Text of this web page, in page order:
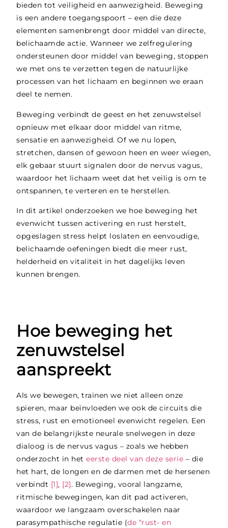
bieden tot veiligheid en aanwezigheid. Beweging
is een andere toegangspoort – een die deze
elementen samenbrengt door middel van directe,
belichaamde actie. Wanneer we zelfregulering
ondersteunen door middel van beweging, stoppen
we met ons te verzetten tegen de natuurlijke
processen van het lichaam en beginnen we eraan
deel te nemen.
Beweging verbindt de geest en het zenuwstelsel
opnieuw met elkaar door middel van ritme,
sensatie en aanwezigheid. Of we nu lopen,
stretchen, dansen of gewoon heen en weer wiegen,
elk gebaar stuurt signalen door de nervus vagus,
waardoor het lichaam weet dat het veilig is om te
ontspannen, te verteren en te herstellen.
In dit artikel onderzoeken we hoe beweging het
evenwicht tussen activering en rust herstelt,
opgeslagen stress helpt loslaten en eenvoudige,
belichaamde oefeningen biedt die meer rust,
helderheid en vitaliteit in het dagelijks leven
kunnen brengen.
Hoe beweging het
zenuwstelsel
aanspreekt
Als we bewegen, trainen we niet alleen onze
spieren, maar beïnvloeden we ook de circuits die
stress, rust en emotioneel evenwicht regelen. Een
van de belangrijkste neurale snelwegen in deze
dialoog is de nervus vagus – zoals we hebben
onderzocht in heteerste deel van deze serie – die
het hart, de longen en de darmen met de hersenen
verbindt [1], [2]. Beweging, vooral langzame,
ritmische bewegingen, kan dit pad activeren,
waardoor we langzaam overschakelen naar
parasympathische regulatie (de “rust- en